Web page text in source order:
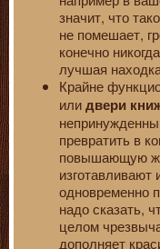
значит, что
не помешает,
конечно
лучшая
Крайне
илидвери
превратить в
повышающую
изготавливают
одновременно
надо сказать,
целом
дополняет